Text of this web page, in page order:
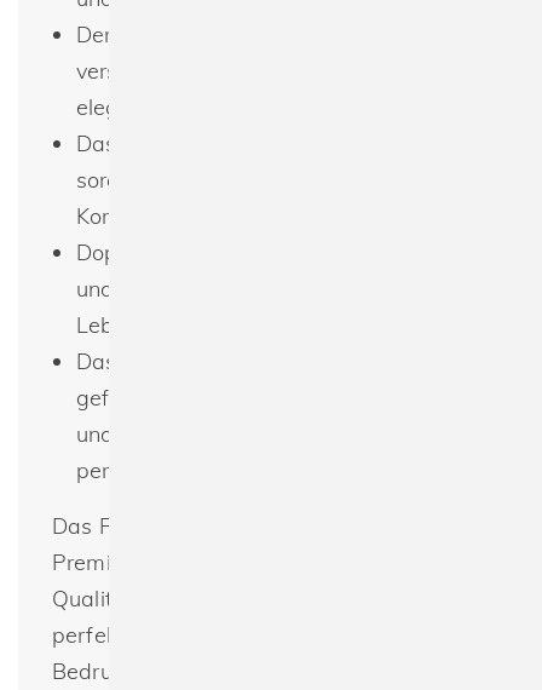
Der Kragen ist mit Rippstrickbündchen
versehen, was dem Shirt einen
eleganten und sportlichen Look verleiht.
Das Schulter-zu-Schulter Nackenband
sorgt für zusätzliche Stabilität und
Komfort.
Doppelnaht an Kragen, Ärmelabschluss
und Bund gewährleistet eine lange
Lebensdauer und eine saubere Ästhetik.
Das Shirt ist aus Schlauchware
gefertigt, was eine optimale Druckfläche
und eine glatte Oberfläche für
personalisierte Designs bietet.
Das Fruit of the Loom 61-044-0 Super
Premium Tee T-Shirt kombiniert höchste
Qualität, Komfort und Stil und ist daher
perfekt für personalisierte Designs durch
Bedrucken und Besticken geeignet.